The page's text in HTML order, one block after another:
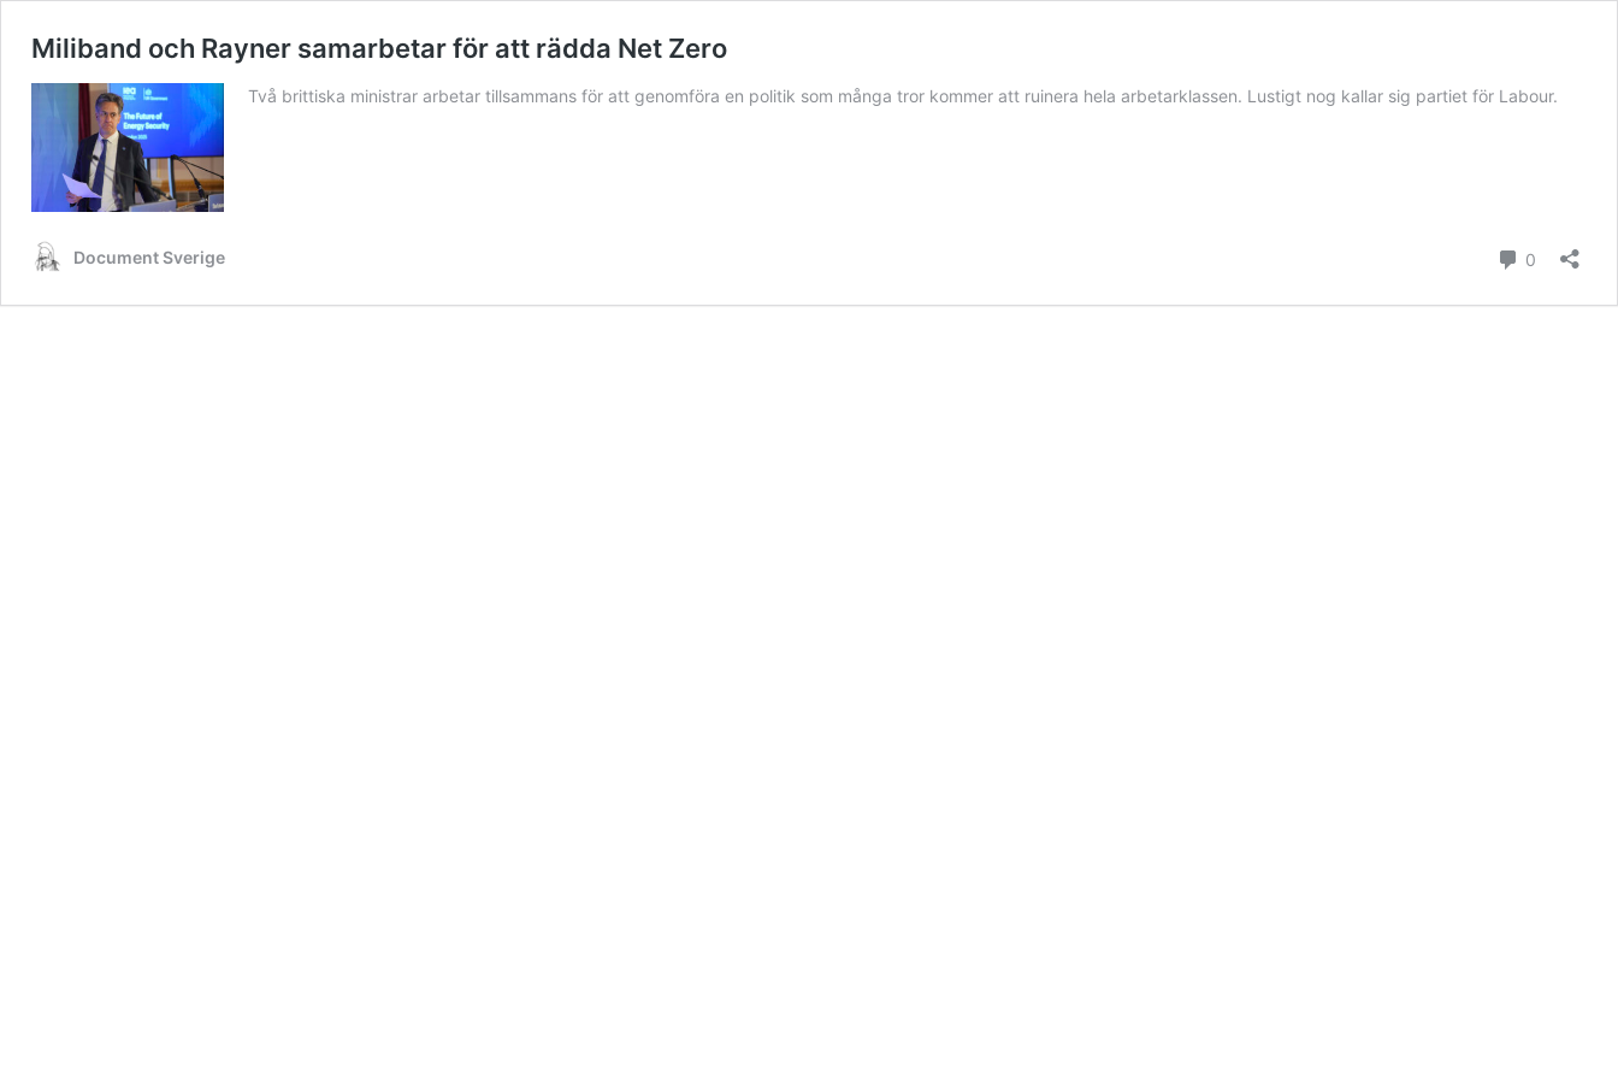
Miliband och Rayner samarbetar för att rädda Net Zero
Två brittiska ministrar arbetar tillsammans för att genomföra en politik som många tror kommer att ruinera hela arbetarklassen. Lustigt nog kallar sig partiet för Labour.
Document Sverige 0